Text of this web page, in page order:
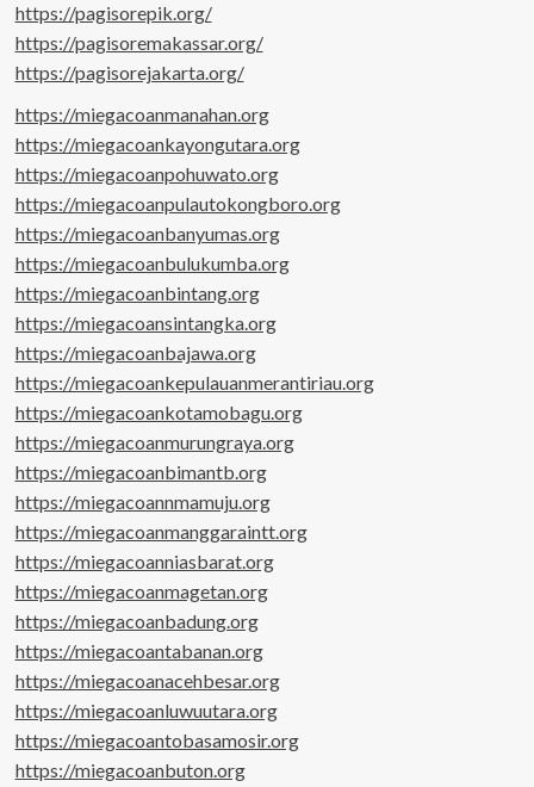
https://pagisorepik.org/
https://pagisoremakassar.org/
https://pagisorejakarta.org/
https://miegacoanmanahan.org
https://miegacoankayongutara.org
https://miegacoanpohuwato.org
https://miegacoanpulautokongboro.org
https://miegacoanbanyumas.org
https://miegacoanbulukumba.org
https://miegacoanbintang.org
https://miegacoansintangka.org
https://miegacoanbajawa.org
https://miegacoankepulauanmerantiriau.org
https://miegacoankotamobagu.org
https://miegacoanmurungraya.org
https://miegacoanbimantb.org
https://miegacoannmamuju.org
https://miegacoanmanggaraintt.org
https://miegacoanniasbarat.org
https://miegacoanmagetan.org
https://miegacoanbadung.org
https://miegacoantabanan.org
https://miegacoanacehbesar.org
https://miegacoanluwuutara.org
https://miegacoantobasamosir.org
https://miegacoanbuton.org